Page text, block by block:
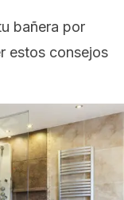
bañera por
estos consejos